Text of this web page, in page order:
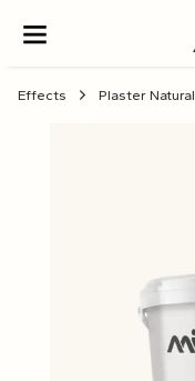
Effects Plaster Natural